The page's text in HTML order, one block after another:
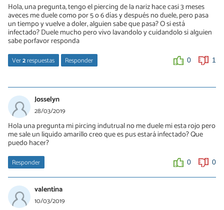
Hola, una pregunta, tengo el piercing de la nariz hace casi 3 meses
aveces me duele como por 5 o 6 días y después no duele, pero pasa
un tiempo y vuelve a doler, alguien sabe que pasa? O si está
infectado? Duele mucho pero vivo lavandolo y cuidandolo si alguien
sabe porfavor responda
Ver2respuestas Responder 0 1
10/05/2019
me pasa lo mismo ,CREO creo que es porque adentro del setpum
ahy mugre y se combina con un golpe ,eso supongo que me pasa
0
30/05/2019
a veces pasa porque te sonas mucho la nariz y el piercing gira o
se mueve, eso irrita la perforacion
Josselyn
28/03/2019
Hola una pregunta mi pircing indutrual no me duele mi esta rojo pero
me sale un liquido amarillo creo que es pus estará infectado? Que
puedo hacer?
Responder 0 0
valentina
10/03/2019